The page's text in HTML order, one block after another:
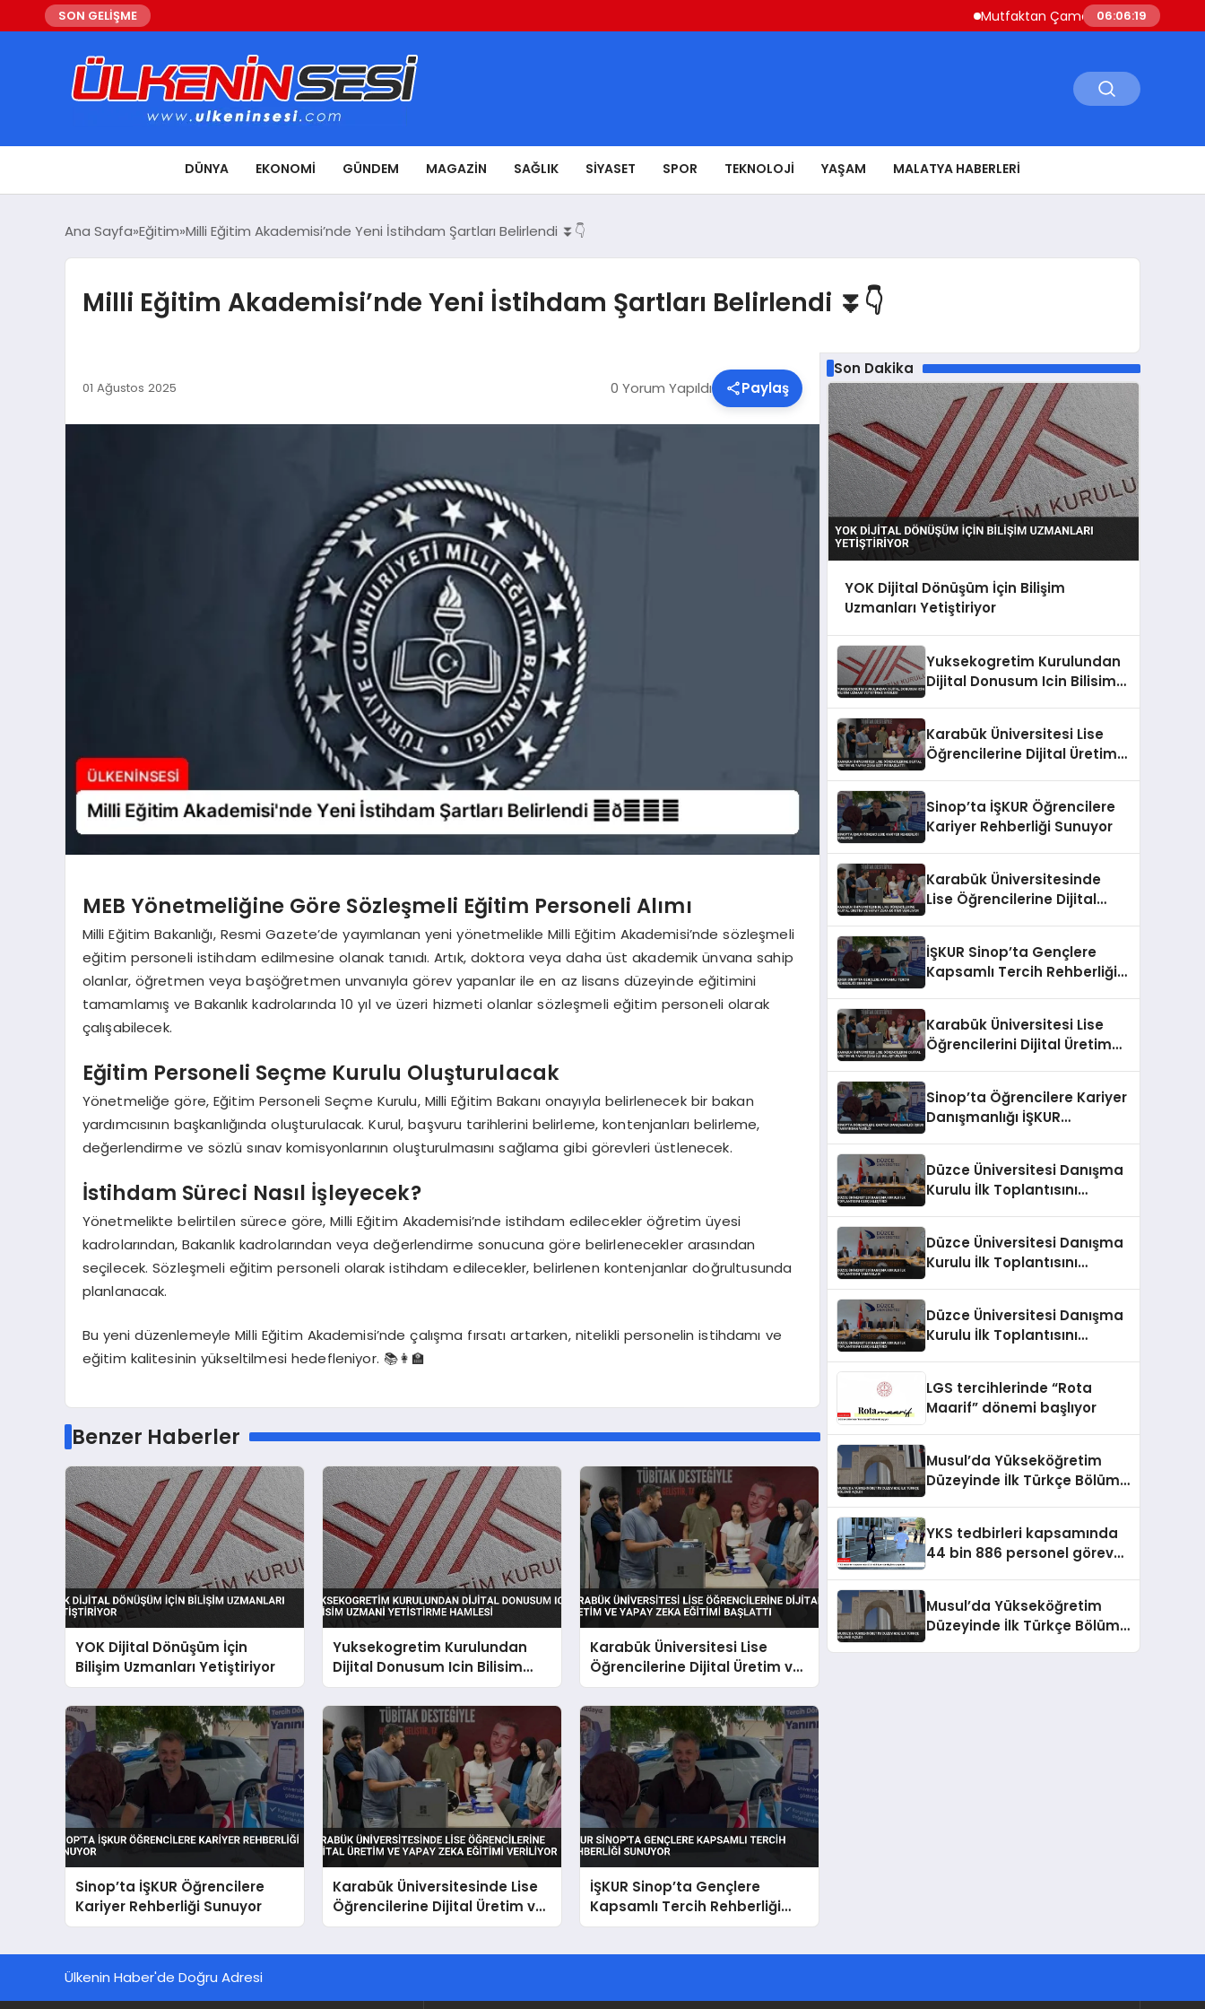
SON GELİŞME Mutfaktan Çamaşır Odasına Evin
06:06:20
DÜNYA EKONOMI GÜNDEM MAGAZIN SAĞLIK SIYASET SPOR TEKNOLOJI YAŞAM MALATYA HABERLERI
Ana Sayfa Eğitim Milli Eğitim Akademisi’nde Yeni İstihdam Şartları Belirlendi ⏬👇
Milli Eğitim Akademisi’nde Yeni İstihdam Şartları Belirlendi ⏬👇
01 Ağustos 2025 0 Yorum Yapıldı Paylaş
MEB Yönetmeliğine Göre Sözleşmeli Eğitim Personeli Alımı
Milli Eğitim Bakanlığı, Resmi Gazete’de yayımlanan yeni yönetmelikle Milli Eğitim Akademisi’nde sözleşmeli
eğitim personeli istihdam edilmesine olanak tanıdı. Artık, doktora veya daha üst akademik ünvana sahip
olanlar, öğretmen veya başöğretmen unvanıyla görev yapanlar ile en az lisans düzeyinde eğitimini
tamamlamış ve Bakanlık kadrolarında 10 yıl ve üzeri hizmeti olanlar sözleşmeli eğitim personeli olarak
çalışabilecek.
Eğitim Personeli Seçme Kurulu Oluşturulacak
Yönetmeliğe göre, Eğitim Personeli Seçme Kurulu, Milli Eğitim Bakanı onayıyla belirlenecek bir bakan
yardımcısının başkanlığında oluşturulacak. Kurul, başvuru tarihlerini belirleme, kontenjanları belirleme,
değerlendirme ve sözlü sınav komisyonlarının oluşturulmasını sağlama gibi görevleri üstlenecek.
İstihdam Süreci Nasıl İşleyecek?
Yönetmelikte belirtilen sürece göre, Milli Eğitim Akademisi’nde istihdam edilecekler öğretim üyesi
kadrolarından, Bakanlık kadrolarından veya değerlendirme sonucuna göre belirlenecekler arasından
seçilecek. Sözleşmeli eğitim personeli olarak istihdam edilecekler, belirlenen kontenjanlar doğrultusunda
planlanacak.
Bu yeni düzenlemeyle Milli Eğitim Akademisi’nde çalışma fırsatı artarken, nitelikli personelin istihdamı ve
eğitim kalitesinin yükseltilmesi hedefleniyor. 📚👩‍🏫
Benzer Haberler
YOK Dijital Dönüşüm İçin
Bilişim Uzmanları Yetiştiriyor
Yuksekogretim Kurulundan
Dijital Donusum Icin Bilisim
Uzmani Yetistirme Hamlesi
Karabük Üniversitesi Lise
Öğrencilerine Dijital Üretim ve
Yapay Zeka Eğitimi Başlattı
Sinop’ta İŞKUR Öğrencilere
Kariyer Rehberliği Sunuyor
Karabük Üniversitesinde Lise
Öğrencilerine Dijital Üretim ve
Yapay Zeka Eğitimi Veriliyor
İŞKUR Sinop’ta Gençlere
Kapsamlı Tercih Rehberliği
Sunuyor
Son Dakika
YOK Dijital Dönüşüm İçin Bilişim
Uzmanları Yetiştiriyor
Yuksekogretim Kurulundan
Dijital Donusum Icin Bilisim
Karabük Üniversitesi Lise
Öğrencilerine Dijital Üretim
Sinop’ta İŞKUR Öğrencilere
Kariyer Rehberliği Sunuyor
Karabük Üniversitesinde
Lise Öğrencilerine Dijital
İŞKUR Sinop’ta Gençlere
Kapsamlı Tercih Rehberliği
Karabük Üniversitesi Lise
Öğrencilerini Dijital Üretim
Sinop’ta Öğrencilere Kariyer
Danışmanlığı İŞKUR
Düzce Üniversitesi Danışma
Kurulu İlk Toplantısını
Düzce Üniversitesi Danışma
Kurulu İlk Toplantısını
Düzce Üniversitesi Danışma
Kurulu İlk Toplantısını
LGS tercihlerinde “Rota
Maarif” dönemi başlıyor
Musul’da Yükseköğretim
Düzeyinde İlk Türkçe Bölümü
YKS tedbirleri kapsamında
44 bin 886 personel görev
Musul’da Yükseköğretim
Düzeyinde İlk Türkçe Bölümü
Ülkenin Haber'de Doğru Adresi